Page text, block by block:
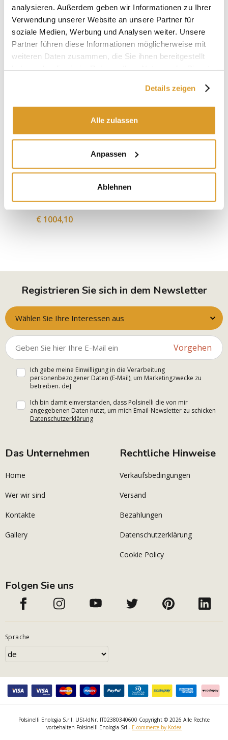
analysieren. Außerdem geben wir Informationen zu Ihrer
Verwendung unserer Website an unsere Partner für
soziale Medien, Werbung und Analysen weiter. Unsere
Partner führen diese Informationen möglicherweise mit
weiteren Daten zusammen, die Sie ihnen bereitgestellt
Details zeigen
Alle zulassen
Anpassen
Ablehnen
Polsinelli
Abtropfgestell aus
Aluminium
€ 5,33
Polsinelli
Kessel aus Edelstahl für Gas
55 L
€ 782,79
90 L
€ 1004,10
Registrieren Sie sich in dem Newsletter
Wählen Sie Ihre Interessen aus
Vorgehen
Ich gebe meine Einwilligung in die Verarbeitung
personenbezogener Daten (E-Mail), um Marketingzwecke zu
betreiben. de]
Ich bin damit einverstanden, dass Polsinelli die von mir
angegebenen Daten nutzt, um mich Email-Newsletter zu schicken
Datenschutzerklärung
Das Unternehmen
Home
Wer wir sind
Kontakte
Gallery
Rechtliche Hinweise
Verkaufsbedingungen
Versand
Bezahlungen
Datenschutzerklärung
Cookie Policy
Folgen Sie uns
Sprache
Polsinelli Enologia S.r.l. USt-IdNr. IT02380340600 Copyright © 2026 Alle Rechte
vorbehalten Polsinelli Enologia Srl - E-commerce by Kodea